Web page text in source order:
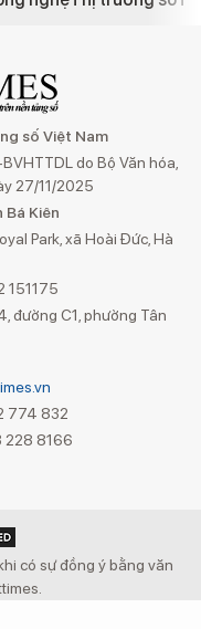
số Việt Nam
do Bộ Văn hóa,
27/11/2025
Bá Kiên
Park, xã Hoài Đức, Hà
151175
đường C1, phường Tân
774 832
8166
có sự đồng ý bằng văn